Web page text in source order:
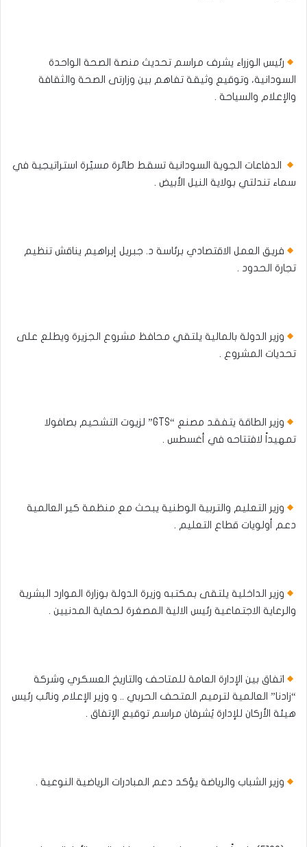
رئيس الوزراء يشرف مراسم تحديث منصة الصحة الواحدة
السودانية، وتوقيع وثيقة تفاهم بين وزارتى الصحة والثقافة
والإعلام والسياحة .
الدفاعات الجوية السودانية تسقط طائرة مسيّرة استراتيجية في
سماء تندلتي بولاية النيل الأبيض .
فريق العمل الاقتصادي برئاسة د. جبريل إبراهيم يناقش تنظيم
تجارة الحدود .
وزير الدولة بالمالية يلتقي محافظ مشروع الجزيرة ويطلع على
تحديات المشروع .
وزير الطاقة يتفقد مصنع “GTS” لزيوت التشحيم بصافولا
تمهيداً لافتتاحه في أغسطس .
وزير التعليم والتربية الوطنية يبحث مع منظمة كير العالمية
دعم أولويات قطاع التعليم .
وزير الداخلية يلتقى بمكتبه وزيرة الدولة بوزارة الموارد البشرية
والرعاية الاجتماعية رئيس الالية المصغرة لحماية المدنيين .
اتفاق بين الإدارة العامة للمتاحف والتاريخ العسكري وشركة
“زادنا” العالمية لترميم المتحف الحربي .. و وزير الإعلام ونائب رئيس
هيئة الأركان للإدارة يُشرفان مراسم توقيع الإتفاق .
وزير الشباب والرياضة يؤكد دعم المبادرات الرياضية النوعية .